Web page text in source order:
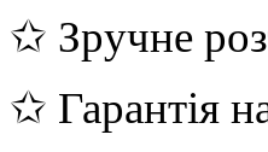
✩ Зручне
✩ Гарантія